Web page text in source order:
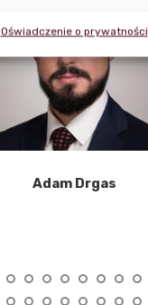
Oświadczenie o prywatności
Adam Drgas